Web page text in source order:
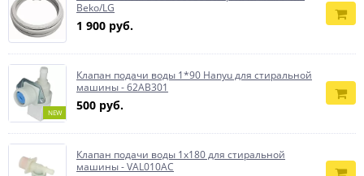
Beko/LG
1 900 руб.
NEW
Клапан подачи воды 1*90 Hanyu для стиральной
машины - 62AB301
500 руб.
Клапан подачи воды 1x180 для стиральной
машины - VAL010AC